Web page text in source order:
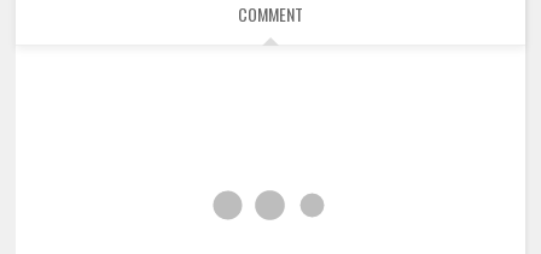
COMMENT